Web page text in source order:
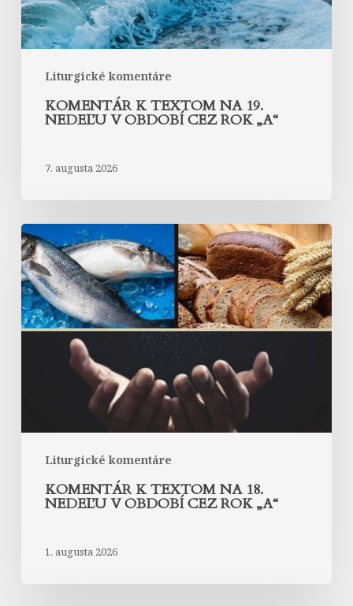
Liturgické komentáre
cez
rok
„A“
KOMENTÁR K TEXTOM NA 19.
NEDEĽU V OBDOBÍ CEZ ROK „A“
7. augusta 2026
Liturgické komentáre
Komentár
k
textom
na
18.
nedeľu
„A“
KOMENTÁR K TEXTOM NA 18.
NEDEĽU V OBDOBÍ CEZ ROK „A“
1. augusta 2026